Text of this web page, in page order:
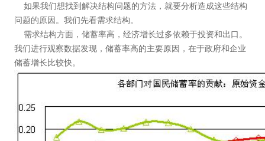
如果我们想找到解决结构问题的方法，就要分析造成这些结构
问题的原因。我们先看需求结构。
需求结构方面，储蓄率高，经济增长过多依赖于投资和出口。
我们进行观察数据发现，储蓄率高的主要原因，在于政府和企业
储蓄增长比较快。